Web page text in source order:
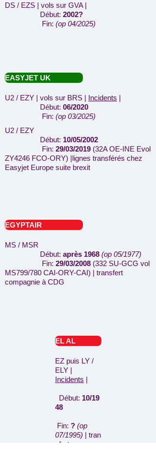
DS / EZS | vols sur GVA |
Début: 2002?
Fin: (op 04/2025)
EASYJET UK
U2 / EZY | vols sur BRS | Incidents |
Début: 06/2020
Fin: (op 03/2025)
U2 / EZY
Début: 10/05/2002
Fin: 29/03/2019 (32A OE-INE Evol
ZY4246 FCO-ORY) |lignes transférés chez
Easyjet Europe suite brexit
EGYPTAIR
MS / MSR
Début: après 1968 (op 05/1977)
Fin: 29/03/2008 (332 SU-GCG vol
MS799/780 CAI-ORY-CAI) | transfert
compagnie à CDG
EL AL
EZ puis LY /
ELY |
Incidents |
Début: 10/19
48
Fin: ? (op
07/1995) | tran
sfert